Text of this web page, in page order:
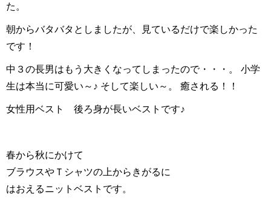
た。
朝からバタバタとしましたが、見ているだけで楽しかった
です！
中３の長男はもう大きくなってしまったので・・・。 小学
生は本当に可愛い～♪ そして楽しい～。 癒される！！
女性用ベスト 後ろ身が長いベストです♪
春から秋にかけて
ブラウスやＴシャツの上からきがるに
はおえるニットベストです。